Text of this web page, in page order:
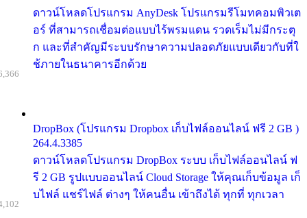
ดาวน์โหลดโปรแกรม AnyDesk โปรแกรมรีโมทคอมพิวเต
อร์ ที่สามารถเชื่อมต่อแบบไร้พรมแดน รวดเร็มไม่มีกระตุ
ก และที่สำคัญมีระบบรักษาความปลอดภัยแบบเดียวกับที่ใ
ช้ภายในธนาคารอีกด้วย
DropBox (โปรแกรม Dropbox เก็บไฟล์ออนไลน์ ฟรี 2 GB )
264.4.3385
ดาวน์โหลดโปรแกรม DropBox ระบบ เก็บไฟล์ออนไลน์ ฟ
รี 2 GB รูปแบบออนไลน์ Cloud Storage ให้คุณเก็บข้อมูล เก็
บไฟล์ แชร์ไฟล์ ต่างๆ ให้คนอื่น เข้าถึงได้ ทุกที่ ทุกเวลา